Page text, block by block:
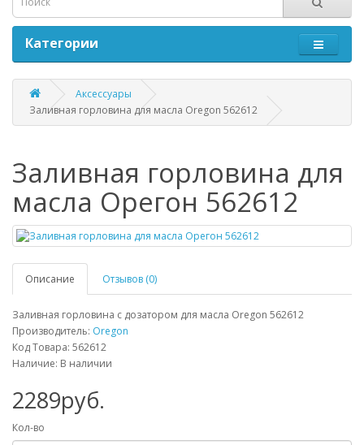
Категории
Аксессуары
Заливная горловина для масла Oregon 562612
Заливная горловина для
масла Орегон 562612
Описание Отзывов (0)
Заливная горловина с дозатором для масла Oregon 562612
Производитель: Oregon
Код Товара: 562612
Наличие: В наличии
2289руб.
Кол-во